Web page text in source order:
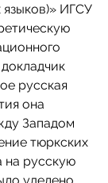
ИГСУ
русская
она
Западом
тюркских
на русскую